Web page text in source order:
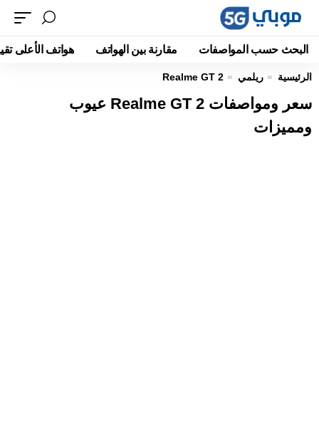
البحث حسب المواصفات مقارنة بين الهواتف هواتف الأعلى
الرئيسية ريلمي Realme GT 2
سعر ومواصفات Realme GT 2 عيوب
ومميزات